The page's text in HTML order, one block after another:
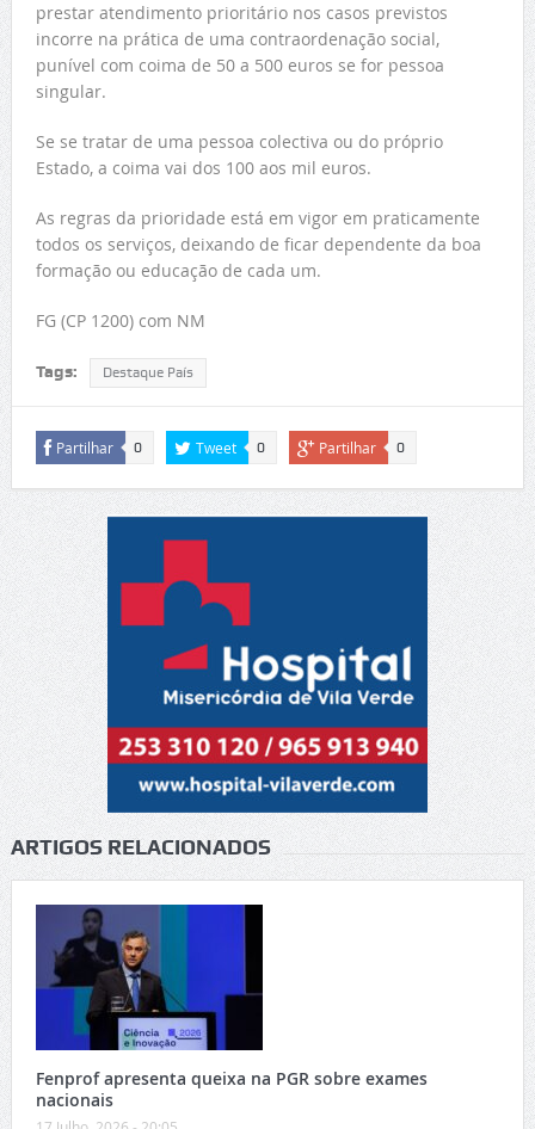
prestar atendimento prioritário nos casos previstos
incorre na prática de uma contraordenação social,
punível com coima de 50 a 500 euros se for pessoa
singular.
Se se tratar de uma pessoa colectiva ou do próprio
Estado, a coima vai dos 100 aos mil euros.
As regras da prioridade está em vigor em praticamente
todos os serviços, deixando de ficar dependente da boa
formação ou educação de cada um.
FG (CP 1200) com NM
Tags: Destaque País
Partilhar 0 Tweet 0 Partilhar 0
ARTIGOS RELACIONADOS
Fenprof apresenta queixa na PGR sobre exames
nacionais